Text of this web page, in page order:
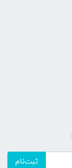
ثبت‌نام